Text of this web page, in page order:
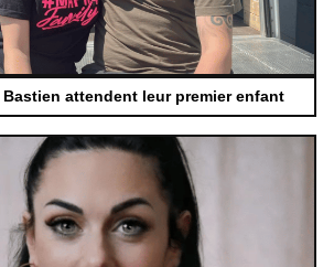
Bastien attendent leur premier enfant